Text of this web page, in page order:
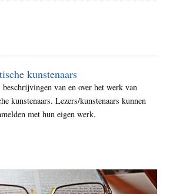
kunstenaars
van en over het werk van
kunstenaars. Lezers/kunstenaars kunnen
met hun eigen werk.